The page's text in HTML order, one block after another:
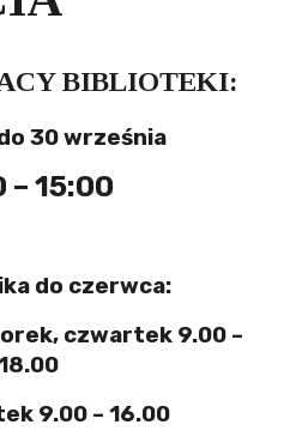
narzędzi
BIBLIOTEKI:
30 września
– 15:00
do czerwca:
czwartek 9.00 –
9.00 – 16.00